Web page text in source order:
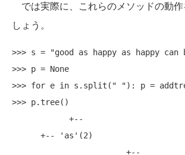
では実際に、これらのメソッドの動作
しょう。
>>> s = "good as happy as happy can
>>> p = None
>>> for e in s.split(" "): p =
>>> p.tree()